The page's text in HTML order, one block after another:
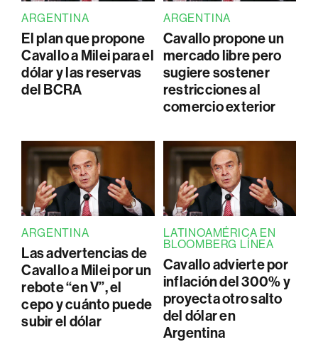
ARGENTINA
El plan que propone
Cavallo a Milei para el
dólar y las reservas
del BCRA
ARGENTINA
Cavallo propone un
mercado libre pero
sugiere sostener
restricciones al
comercio exterior
ARGENTINA
Las advertencias de
Cavallo a Milei por un
rebote “en V”, el
cepo y cuánto puede
subir el dólar
LATINOAMÉRICA EN
BLOOMBERG LÍNEA
Cavallo advierte por
inflación del 300% y
proyecta otro salto
del dólar en
Argentina